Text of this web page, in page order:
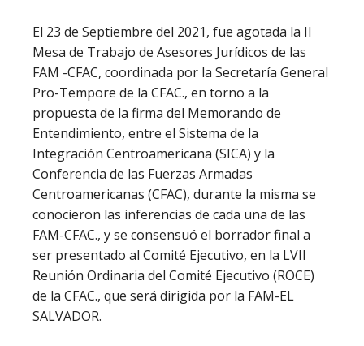
El 23 de Septiembre del 2021, fue agotada la II
Mesa de Trabajo de Asesores Jurídicos de las
FAM -CFAC, coordinada por la Secretaría General
Pro-Tempore de la CFAC., en torno a la
propuesta de la firma del Memorando de
Entendimiento, entre el Sistema de la
Integración Centroamericana (SICA) y la
Conferencia de las Fuerzas Armadas
Centroamericanas (CFAC), durante la misma se
conocieron las inferencias de cada una de las
FAM-CFAC., y se consensuó el borrador final a
ser presentado al Comité Ejecutivo, en la LVII
Reunión Ordinaria del Comité Ejecutivo (ROCE)
de la CFAC., que será dirigida por la FAM-EL
SALVADOR.